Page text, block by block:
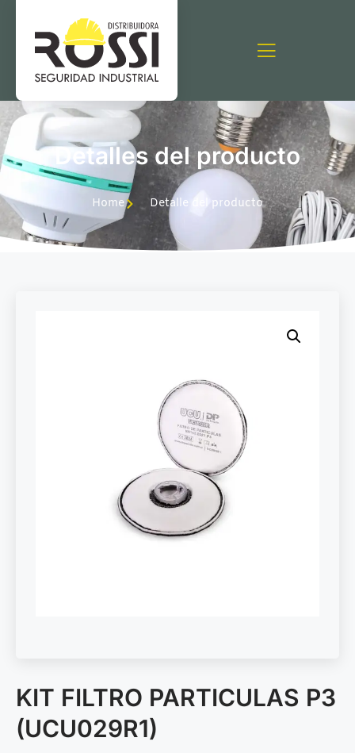
Detalles del producto
Home Detalle del producto
KIT FILTRO PARTICULAS P3
(UCU029R1)